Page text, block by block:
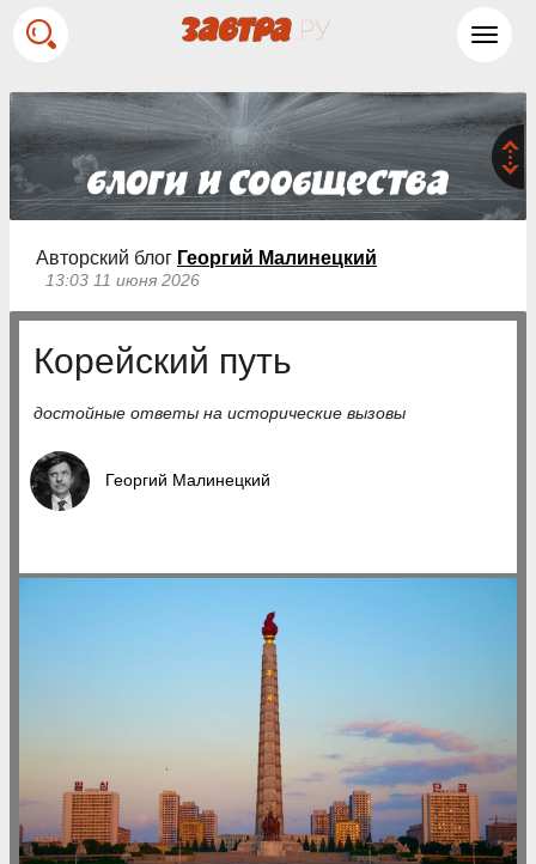
Авторский блог Георгий Малинецкий
13:03 11 июня 2026
Корейский путь
достойные ответы на исторические вызовы
Георгий Малинецкий